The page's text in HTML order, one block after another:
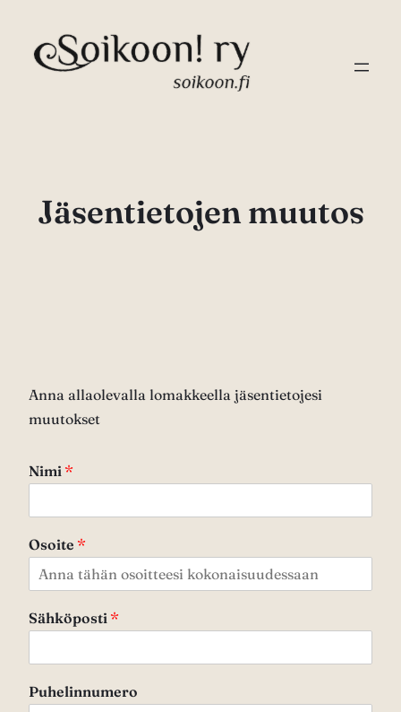
sisältöön
Jäsentietojen muutos
Anna allaolevalla lomakkeella jäsentietojesi
muutokset
Nimi *
Osoite *
Sähköposti *
Puhelinnumero